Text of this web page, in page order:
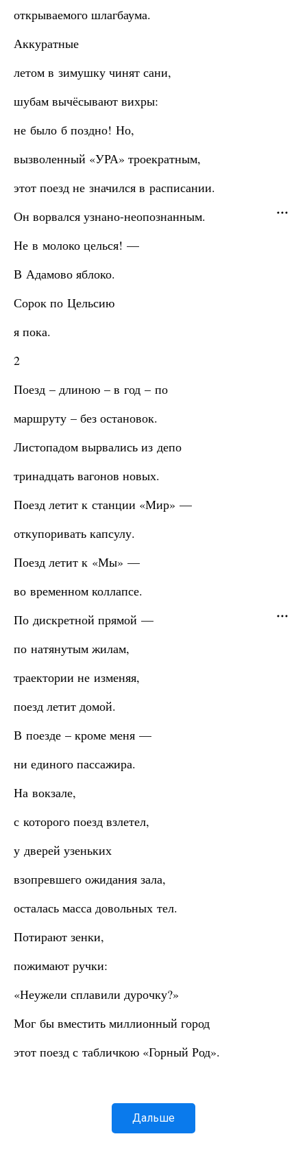
открываемого шлагбаума.
Аккуратные
летом в зимушку чинят сани,
шубам вычёсывают вихры:
не было б поздно! Но,
вызволенный «УРА» троекратным,
этот поезд не значился в расписании.
Он ворвался узнано-неопознанным.
Не в молоко целься! —
В Адамово яблоко.
Сорок по Цельсию
я пока.
2
Поезд – длиною – в год – по
маршруту – без остановок.
Листопадом вырвались из депо
тринадцать вагонов новых.
Поезд летит к станции «Мир» —
откупоривать капсулу.
Поезд летит к «Мы» —
во временном коллапсе.
По дискретной прямой —
по натянутым жилам,
траектории не изменяя,
поезд летит домой.
В поезде – кроме меня —
ни единого пассажира.
На вокзале,
с которого поезд взлетел,
у дверей узеньких
взопревшего ожидания зала,
осталась масса довольных тел.
Потирают зенки,
пожимают ручки:
«Неужели сплавили дурочку?»
Мог бы вместить миллионный город
этот поезд с табличкою «Горный Род».
Дальше